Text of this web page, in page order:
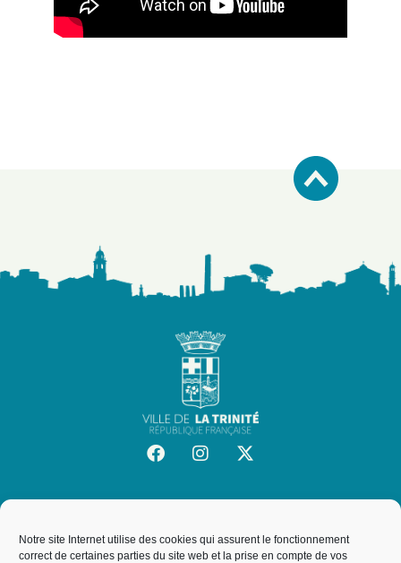
Notre site Internet utilise des cookies qui assurent le fonctionnement
correct de certaines parties du site web et la prise en compte de vos
Mairie de la Trinité
19, rue de l'Hôtel de Ville, 06340, La Trinité